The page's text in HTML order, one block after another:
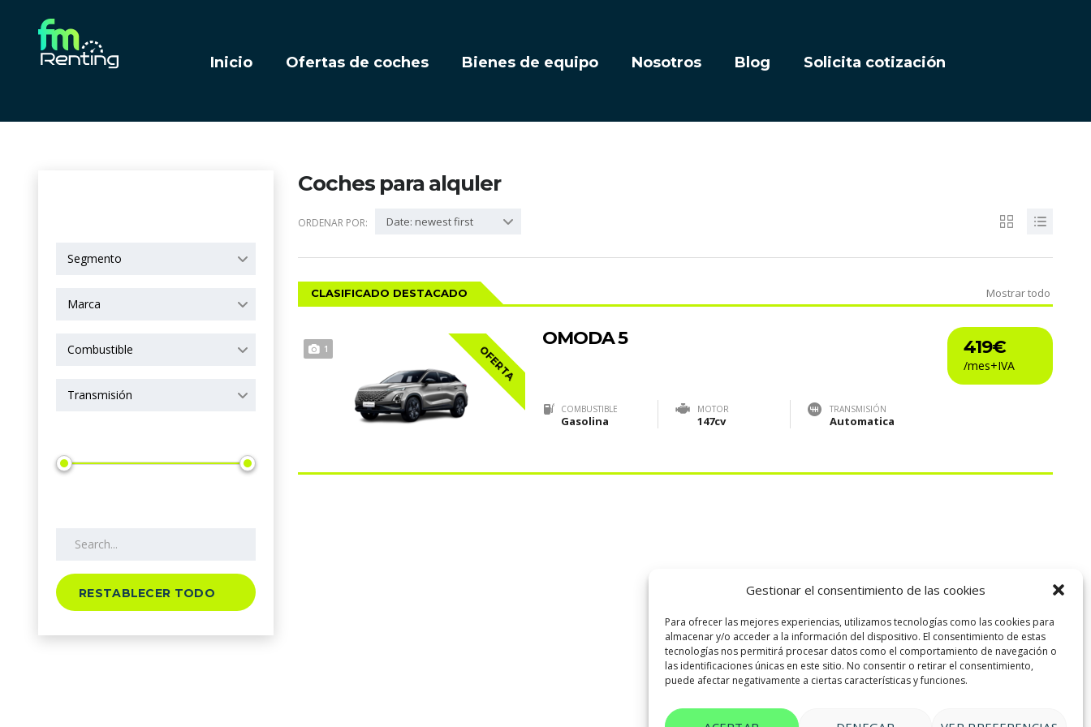
Gestionar el consentimiento de las cookies
Para ofrecer las mejores experiencias, utilizamos tecnologías como las cookies para
almacenar y/o acceder a la información del dispositivo. El consentimiento de estas
tecnologías nos permitirá procesar datos como el comportamiento de navegación o
las identificaciones únicas en este sitio. No consentir o retirar el consentimiento,
puede afectar negativamente a ciertas características y funciones.
Inicio Ofertas de coches Bienes de equipo Nosotros Blog Solicita cotización
Segmento
Marca
Combustible
Transmisión
RESTABLECER TODO
Coches para alquler
ORDENAR POR: Date: newest first
CLASIFICADO DESTACADO Mostrar todo
1 OFERTA 419€
OMODA 5
COMBUSTIBLE
Gasolina
MOTOR
147cv
TRANSMISIÓN
Automatica